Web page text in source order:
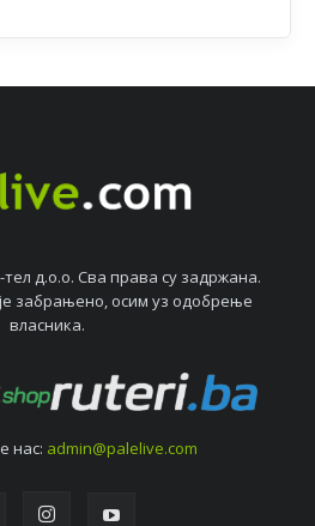
д.о.о. Сва права су задржана.
забрањeно, осим уз одобрeњe
власника.
нас: admin@palelive.com